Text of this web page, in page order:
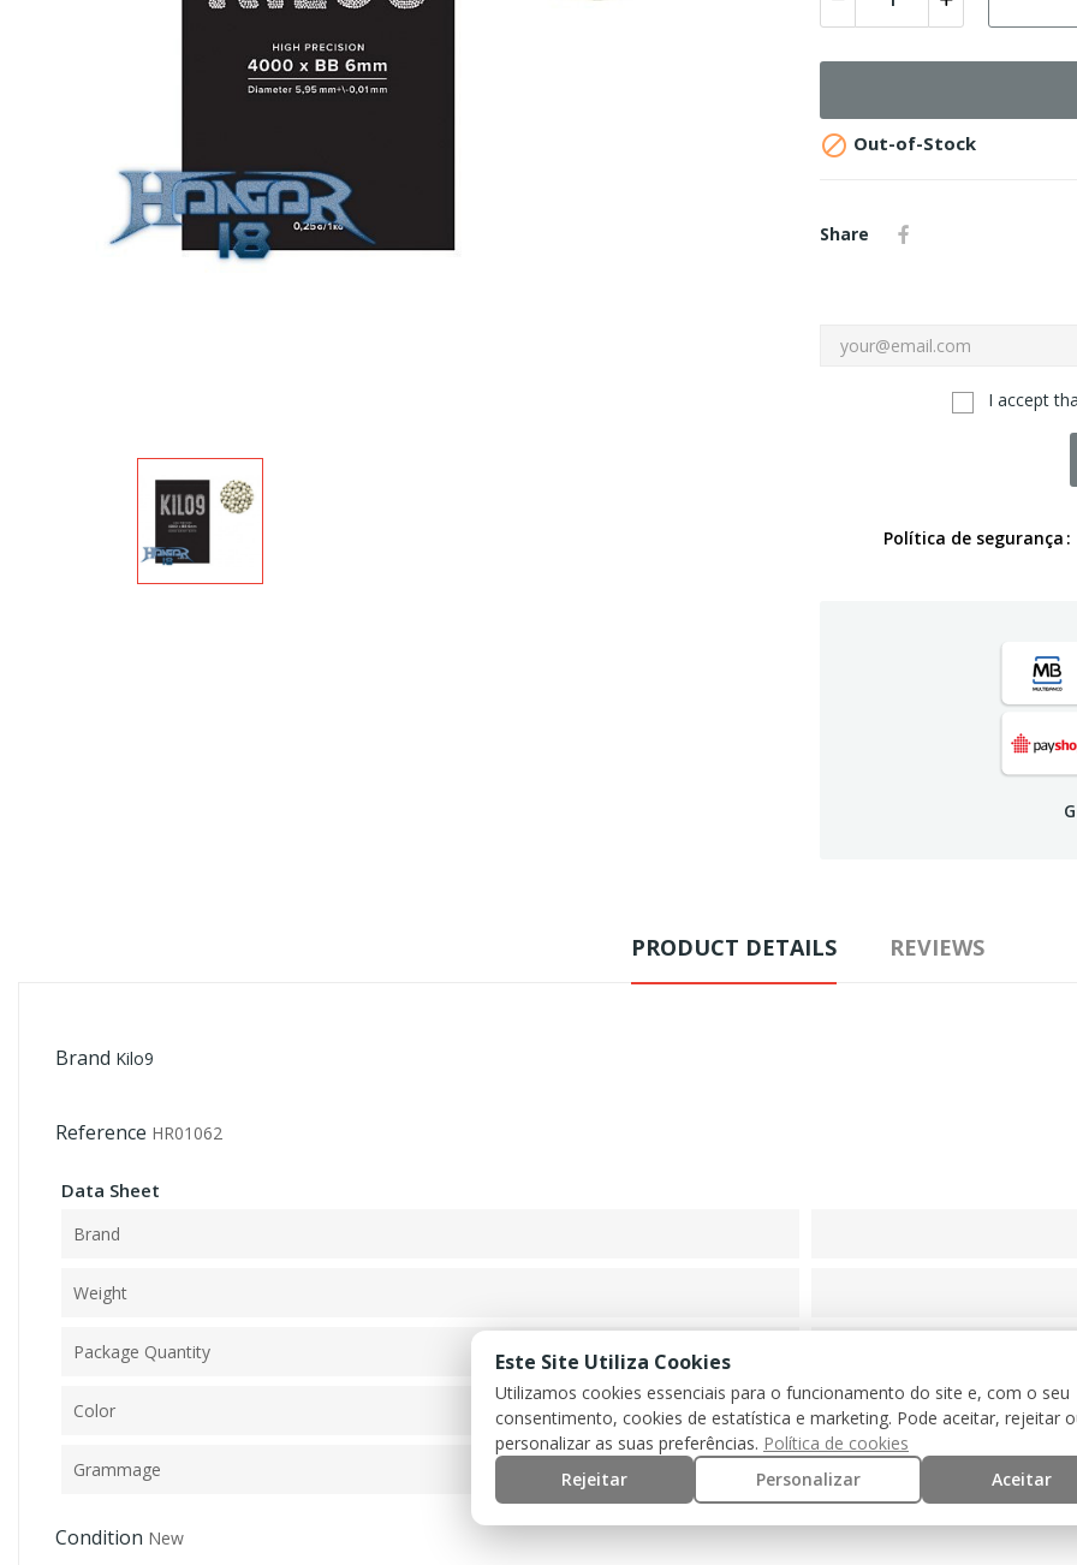
 Out-of-Stock
Share
I accept
Política de segurança
PRODUCT DETAILS REVIEWS
Brand Kilo9
Reference HR01062
Data Sheet
Brand
Weight
Package Quantity
Color
Grammage 0.25
Condition New
Este Site Utiliza Cookies
Utilizamos cookies essenciais para o funcionamento do site e, com o seu
consentimento, cookies de estatística e marketing. Pode aceitar, rejeitar
personalizar as suas preferências. Política de cookies
Rejeitar
Personalizar Aceitar